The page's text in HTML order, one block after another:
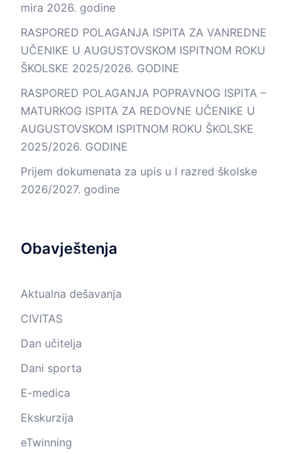
mira 2026. godine
RASPORED POLAGANJA ISPITA ZA VANREDNE
UČENIKE U AUGUSTOVSKOM ISPITNOM ROKU
ŠKOLSKE 2025/2026. GODINE
RASPORED POLAGANJA POPRAVNOG ISPITA –
MATURKOG ISPITA ZA REDOVNE UČENIKE U
AUGUSTOVSKOM ISPITNOM ROKU ŠKOLSKE
2025/2026. GODINE
Prijem dokumenata za upis u I razred školske
2026/2027. godine
Obavještenja
Aktualna dešavanja
CIVITAS
Dan učitelja
Dani sporta
E-medica
Ekskurzija
eTwinning